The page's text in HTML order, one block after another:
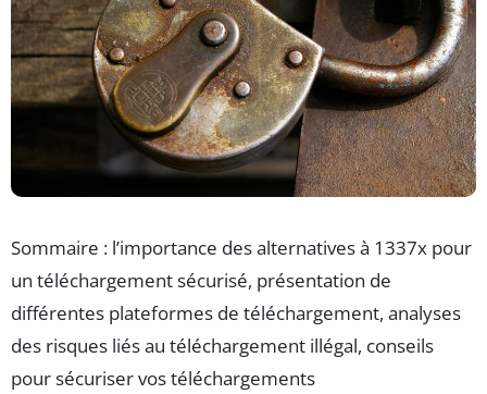
Sommaire : l’importance des alternatives à 1337x pour
un téléchargement sécurisé, présentation de
différentes plateformes de téléchargement, analyses
des risques liés au téléchargement illégal, conseils
pour sécuriser vos téléchargements